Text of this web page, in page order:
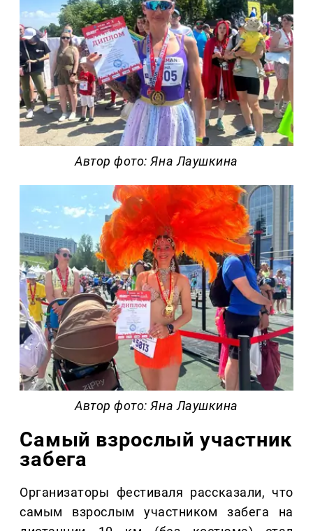
Автор фото: Яна Лаушкина
Автор фото: Яна Лаушкина
Самый взрослый участник
забега
Организаторы фестиваля рассказали, что
самым взрослым участником забега на